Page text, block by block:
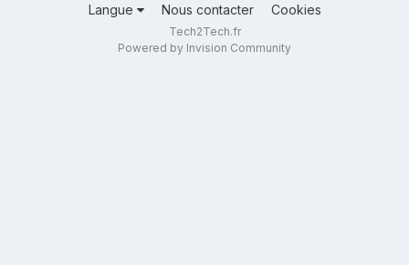
Langue Nous contacter Cookies
Tech2Tech.fr
Powered by Invision Community